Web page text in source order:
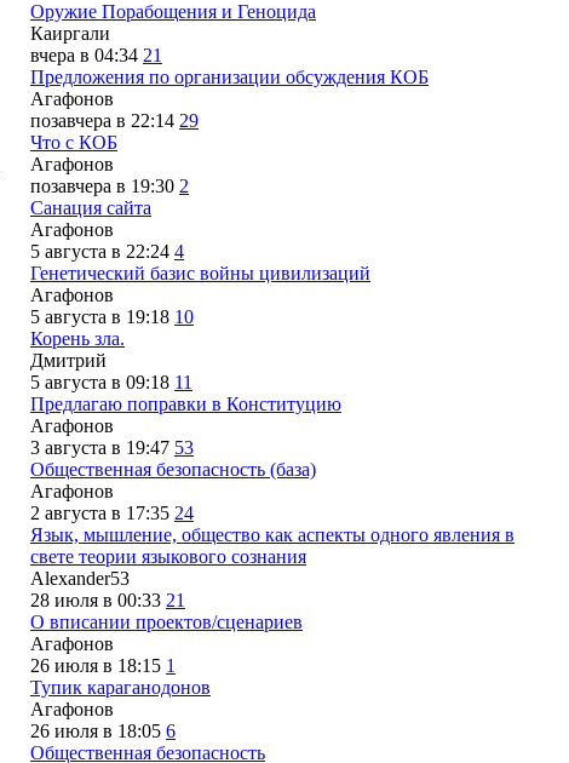
Оружие Порабощения и Геноцида
Каиргали
вчера в 04:34 21
Предложения по организации обсуждения КОБ
Агафонов
позавчера в 22:14 29
Что с КОБ
Агафонов
позавчера в 19:30 2
Санация сайта
Агафонов
5 августа в 22:24 4
Генетический базис войны цивилизаций
Агафонов
5 августа в 19:18 10
Корень зла.
Дмитрий
5 августа в 09:18 11
Предлагаю поправки в Конституцию
Агафонов
3 августа в 19:47 53
Общественная безопасность (база)
Агафонов
2 августа в 17:35 24
Язык, мышление, общество как аспекты одного явления в
свете теории языкового сознания
Alexander53
28 июля в 00:33 21
О вписании проектов/сценариев
Агафонов
26 июля в 18:15 1
Тупик караганодонов
Агафонов
26 июля в 18:05 6
Общественная безопасность